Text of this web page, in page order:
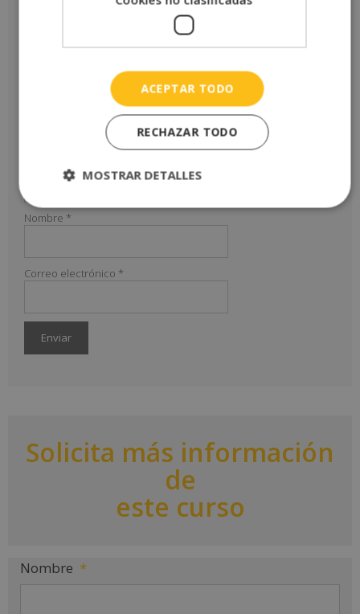
pasa el examen bien. Mi opinión es muy positiva y
recomendaría este master o escuela a amigos y
familiares y seguramente repetiré otra formación.
Añade una valoración
Nombre *
Correo electrónico *
n
aSolicita más información
de
este curso
Nombre *
ACEPTAR TODO
RECHAZAR TODO
MOSTRAR DETALLES